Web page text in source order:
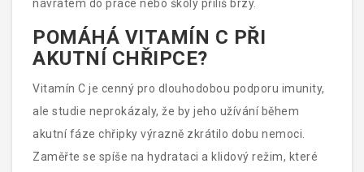
návratem do práce nebo školy příliš brzy.
POMÁHÁ VITAMÍN C PŘI
AKUTNÍ CHŘIPCE?
Vitamín C je cenný pro dlouhodobou podporu imunity,
ale studie neprokázaly, že by jeho užívání během
akutní fáze chřipky výrazně zkrátilo dobu nemoci.
Zaměřte se spíše na hydrataci a klidový režim, které